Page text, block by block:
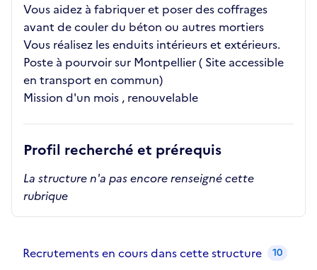
Vous aidez à fabriquer et poser des coffrages
avant de couler du béton ou autres mortiers
Vous réalisez les enduits intérieurs et extérieurs.
Poste à pourvoir sur Montpellier ( Site accessible
en transport en commun)
Mission d'un mois , renouvelable
Profil recherché et prérequis
La structure n'a pas encore renseigné cette
rubrique
Recrutements en cours dans cette structure 10